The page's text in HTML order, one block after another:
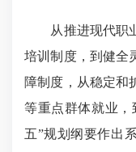
从推进现代职业
培训制度，到健全
障制度，从稳定和
等重点群体就业
五”规划纲要作出